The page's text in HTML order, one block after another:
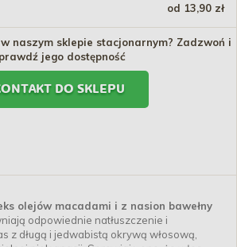
od 13,90 zł
naszym sklepie stacjonarnym? Zadzwoń i
jego dostępność
DO SKLEPU
olejów macadami i z nasion bawełny
odpowiednie natłuszczenie i
z długą i jedwabistą okrywą włosową,